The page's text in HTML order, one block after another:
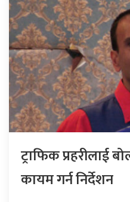
ट्राफिक प्रहरीलाई
कायम गर्न निर्देशन